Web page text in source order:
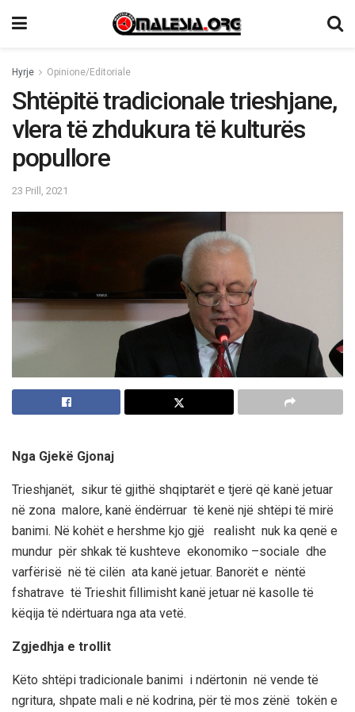
Hyrje Opinione/Editoriale
Shtëpitë tradicionale trieshjane,
vlera të zhdukura të kulturës
popullore
23 Prill, 2021
Nga Gjekë Gjonaj
Trieshjanët, sikur të gjithë shqiptarët e tjerë që kanë jetuar
në zona malore, kanë ëndërruar të kenë një shtëpi të mirë
banimi. Në kohët e hershme kjo gjë realisht nuk ka qenë e
mundur për shkak të kushteve ekonomiko –sociale dhe
varfërisë në të cilën ata kanë jetuar. Banorët e nëntë
fshatrave të Trieshit fillimisht kanë jetuar në kasolle të
këqija të ndërtuara nga ata vetë.
Zgjedhja e trollit
Këto shtëpi tradicionale banimi i ndërtonin në vende të
ngritura, shpate mali e në kodrina, për të mos zënë tokën e